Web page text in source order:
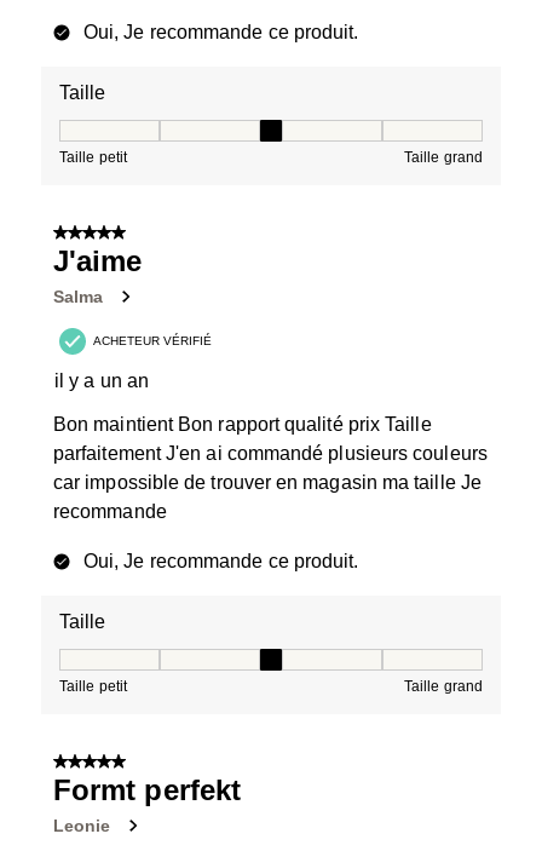
Oui, Je recommande ce produit.
Taille
Taille petit Taille grand
5 sur 5 étoiles.
J'aime
Salma
ACHETEUR VÉRIFIÉ
il y a un an
Bon maintient Bon rapport qualité prix Taille
parfaitement J'en ai commandé plusieurs couleurs
car impossible de trouver en magasin ma taille Je
recommande
Oui, Je recommande ce produit.
Taille
Taille petit Taille grand
5 sur 5 étoiles.
Formt perfekt
Leonie